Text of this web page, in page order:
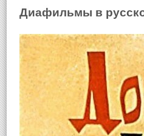
Диафильмы в